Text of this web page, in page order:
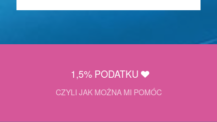
1,5% PODATKU
CZYLI JAK MOŻNA MI POMÓC